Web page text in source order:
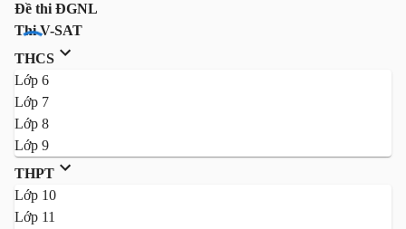
Đề thi ĐGNL
Thi V-SAT
THCS
Lớp 6
Lớp 7
Lớp 8
Lớp 9
THPT
Lớp 10
Lớp 11